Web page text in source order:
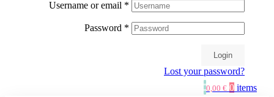
Username or email *
Password *
Login
Lost your password?
0,00 € 0 items